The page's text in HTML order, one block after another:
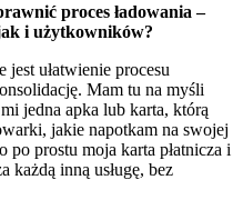
proces ładowania –
i użytkowników?
ułatwienie procesu
Mam tu na myśli
jedna apka lub karta, którą
jakie napotkam na swojej
prostu moja karta płatnicza i
każdą inną usługę, bez